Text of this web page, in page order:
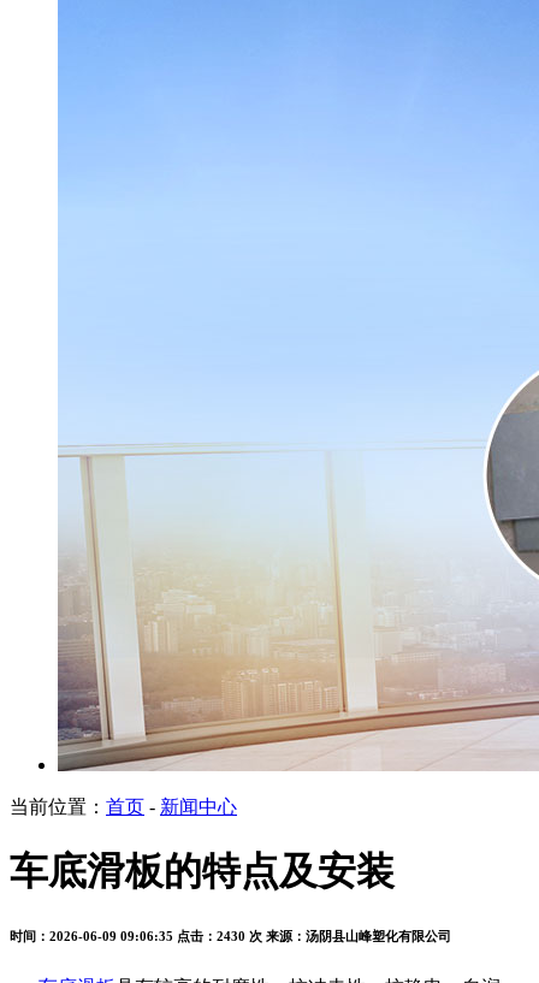
当前位置： 首页 - 新闻中心
车底滑板的特点及安装
时间：2026-06-09 09:06:35 点击：2430 次 来源：汤阴县山峰塑化有限公司